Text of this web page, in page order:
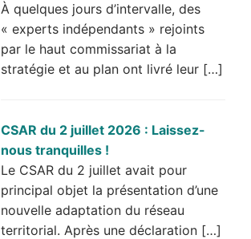
À quelques jours d’intervalle, des
« experts indépendants » rejoints
par le haut commissariat à la
stratégie et au plan ont livré leur […]
CSAR du 2 juillet 2026 : Laissez-
nous tranquilles !
Le CSAR du 2 juillet avait pour
principal objet la présentation d’une
nouvelle adaptation du réseau
territorial. Après une déclaration […]